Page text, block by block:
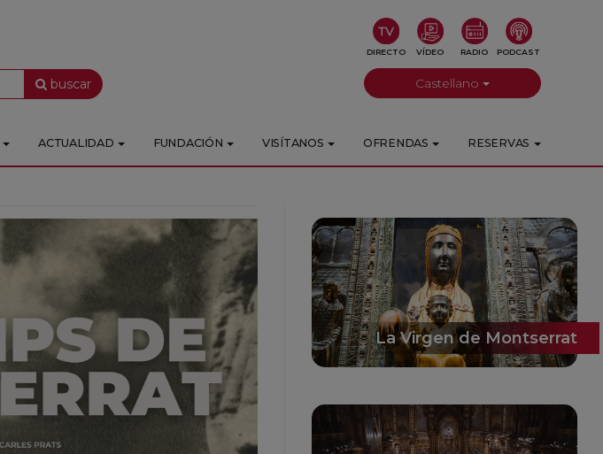
buscar
DIRECTO VÍDEO RADIO PODCAST
Castellano
ACTUALIDAD FUNDACIÓN VISÍTANOS OFRENDAS RESERVAS
La Virgen de Montserrat